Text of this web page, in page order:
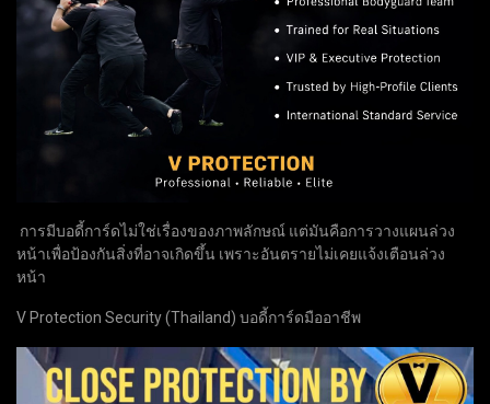
การมีบอดี้การ์ดไม่ใช่เรื่องของภาพลักษณ์ แต่มันคือการวางแผนล่วง
หน้าเพื่อป้องกันสิ่งที่อาจเกิดขึ้น เพราะอันตรายไม่เคยแจ้งเตือนล่วง
หน้า
V Protection Security (Thailand) บอดี้การ์ดมืออาชีพ